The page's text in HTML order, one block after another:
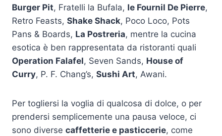
Burger Pit, Fratelli la Bufala, le Fournil De Pierre,
Retro Feasts, Shake Shack, Poco Loco, Pots
Pans & Boards, La Postreria, mentre la cucina
esotica è ben rappresentata da ristoranti quali
Operation Falafel, Seven Sands, House of
Curry, P. F. Chang’s, Sushi Art, Awani.
Per togliersi la voglia di qualcosa di dolce, o per
prendersi semplicemente una pausa veloce, ci
sono diverse caffetterie e pasticcerie, come